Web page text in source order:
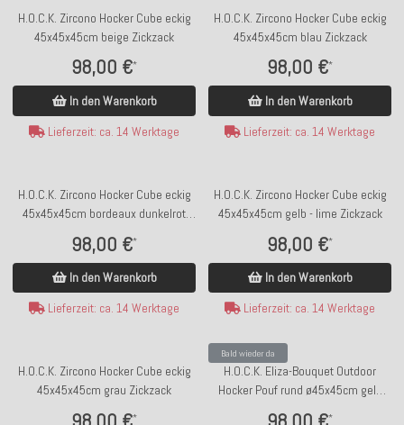
H.O.C.K. Zircono Hocker Cube eckig
45x45x45cm beige Zickzack
98,00 €*
In den Warenkorb
Lieferzeit: ca. 14 Werktage
H.O.C.K. Zircono Hocker Cube eckig
45x45x45cm blau Zickzack
98,00 €*
In den Warenkorb
Lieferzeit: ca. 14 Werktage
H.O.C.K. Zircono Hocker Cube eckig
45x45x45cm bordeaux dunkelrot
98,00 €*
In den Warenkorb
Lieferzeit: ca. 14 Werktage
H.O.C.K. Zircono Hocker Cube eckig
45x45x45cm gelb - lime Zickzack
98,00 €*
In den Warenkorb
Lieferzeit: ca. 14 Werktage
H.O.C.K. Zircono Hocker Cube eckig
45x45x45cm grau Zickzack
*
Bald wieder da
H.O.C.K. Eliza-Bouquet Outdoor
Hocker Pouf rund ø45x45cm gelb
*